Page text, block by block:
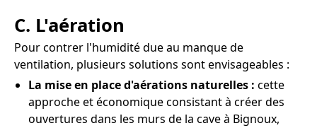
C. L'aération
Pour contrer l'humidité due au manque de
ventilation, plusieurs solutions sont envisageables :
La mise en place d'aérations naturelles : cette
approche et économique consistant à créer des
ouvertures dans les murs de la cave à Bignoux,